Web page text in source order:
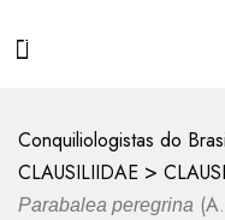
Conquiliologistas do
CLAUSILIIDAE >
Parabalea peregrina